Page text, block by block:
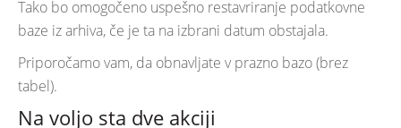
Tako bo omogočeno uspešno restavriranje podatkovne
baze iz arhiva, če je ta na izbrani datum obstajala.
Priporočamo vam, da obnavljate v prazno bazo (brez
tabel).
Na voljo sta dve akciji